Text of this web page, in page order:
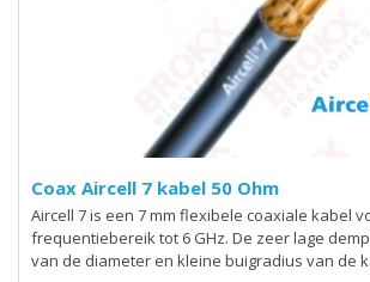
Coax Aircell 7 kabel 50 Ohm
Aircell 7 is een 7 mm flexibele coaxiale kabel
frequentiebereik tot 6 GHz. De zeer lage
van de diameter en kleine buigradius van de